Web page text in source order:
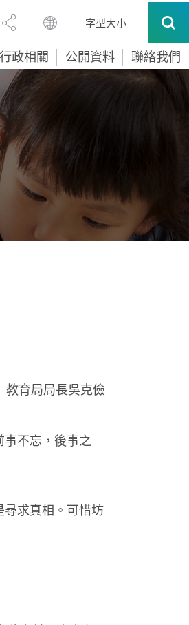
字型大小
政相關 公開資料 聯絡我們
教育局局長吳克儉
不忘，後事之
求真相。可惜坊